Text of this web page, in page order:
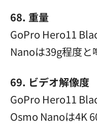
68. 重量
GoPro Hero11
Nanoは39g程度と
69. ビデオ解像度
GoPro Hero11
Osmo Nanoは4K